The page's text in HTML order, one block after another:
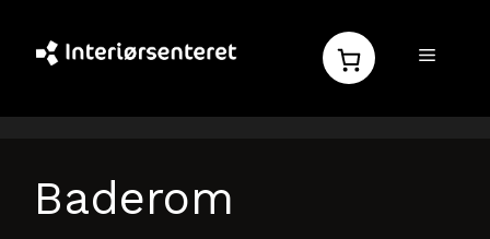
innhold
MENY
Baderom